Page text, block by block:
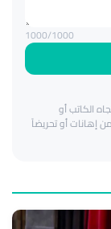
1000/1000
الكاتب أو
إهانات أو تحريضاً